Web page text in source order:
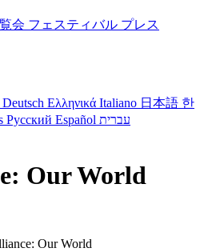
会 フェスティバル プレス
Deutsch Ελληνικά Italiano 日本語 한
Русский Español עברית
Our World
Our World